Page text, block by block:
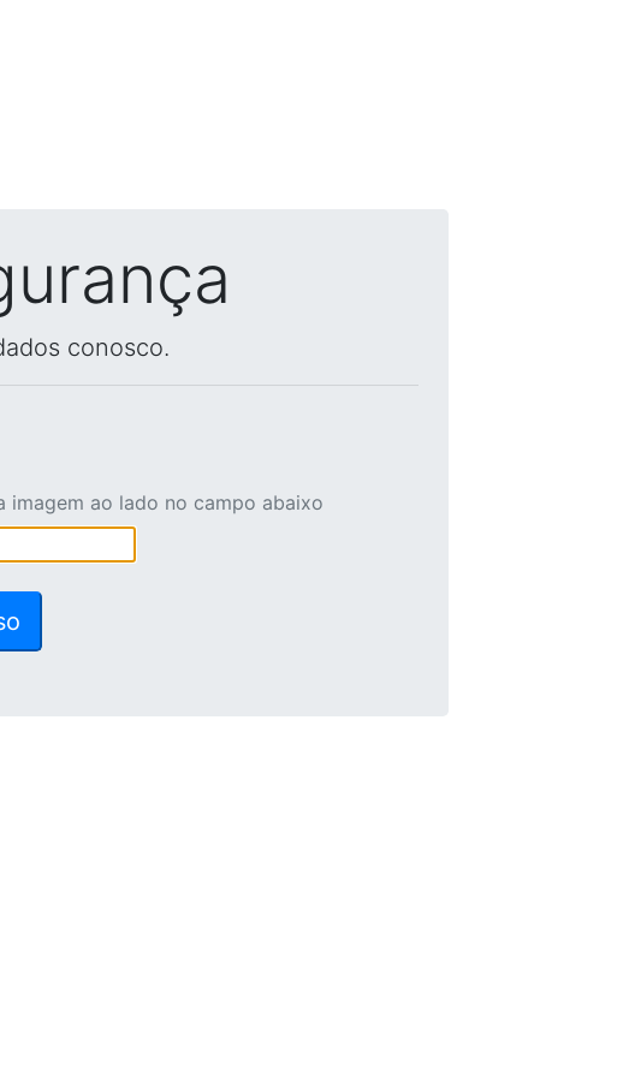
conosco.
imagem ao lado no campo abaixo